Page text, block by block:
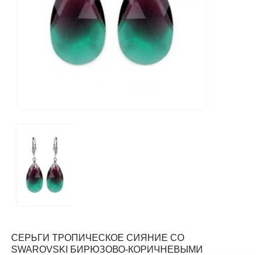
СЕРЬГИ ТРОПИЧЕСКОЕ СИЯНИЕ СО
SWAROVSKI БИРЮЗОВО-КОРИЧНЕВЫМИ